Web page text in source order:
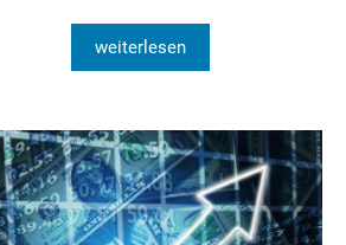
weiterlesen